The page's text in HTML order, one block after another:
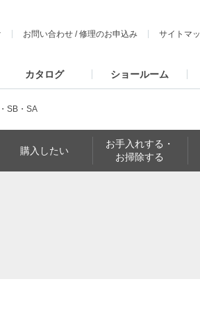
お問い合わせ /修理のお申込み サイトマ
カタログ ショールーム
SB・SA
購入したい
お手入れする・
お掃除する